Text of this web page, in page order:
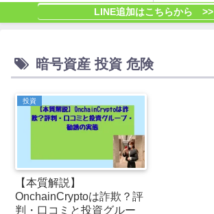
LINE追加はこちらから >>
暗号資産 投資 危険
投資
【本質解説】
OnchainCryptoは詐欺？評
判・口コミと投資グルー